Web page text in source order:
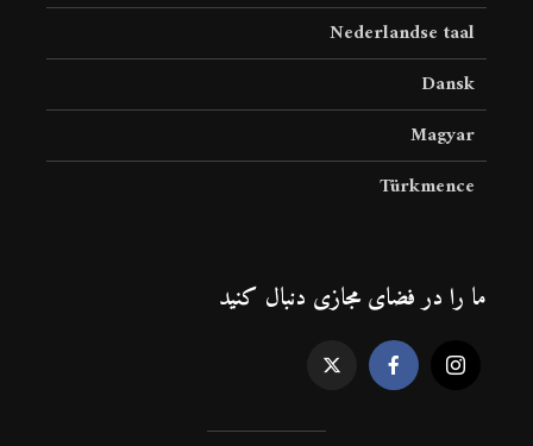
Nederlandse taal
Dansk
Magyar
Türkmence
ما را در فضای مجازی دنبال کنید